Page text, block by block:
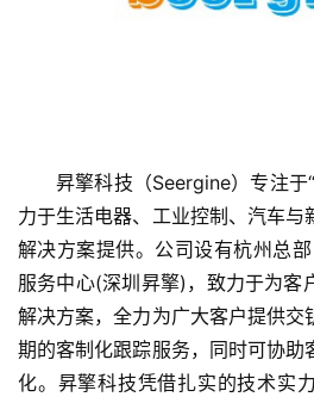
首
页
昇擎科技（Seergine）专注于
力于生活电器、工业控制、汽车与
解决方案提供。公司设有杭州总
服务中心(深圳昇擎)，致力于为客
解决方案，全力为广大客户提供交
期的客制化跟踪服务，同时可协助
化。昇擎科技凭借扎实的技术实